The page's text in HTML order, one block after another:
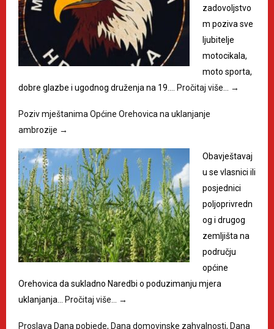
zadovoljstvo
m poziva sve
ljubitelje
motocikala,
moto sporta,
dobre glazbe i ugodnog druženja na 19.… Pročitaj više… →
Poziv mještanima Općine Orehovica na uklanjanje
ambrozije →
Obavještavaj
u se vlasnici ili
posjednici
poljoprivredn
og i drugog
zemljišta na
području
općine
Orehovica da sukladno Naredbi o poduzimanju mjera
uklanjanja… Pročitaj više… →
Proslava Dana pobjede, Dana domovinske zahvalnosti, Dana